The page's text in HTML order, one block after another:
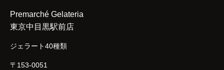
Premarché Gelateria
東京中目黒駅前店
ジェラート40種類
〒153-0051